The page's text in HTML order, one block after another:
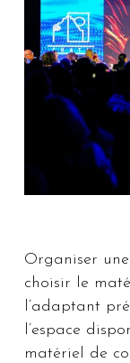
Organiser
choisir le
l’adaptant
l’espace
matériel de